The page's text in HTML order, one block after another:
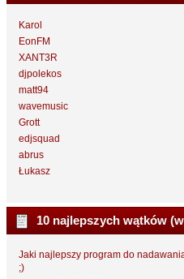
Karol
EonFM
XANT3R
djpolekos
matt94
wavemusic
Grott
edjsquad
abrus
Łukasz
10 najlepszych wątków
Jaki najlepszy program do
;)